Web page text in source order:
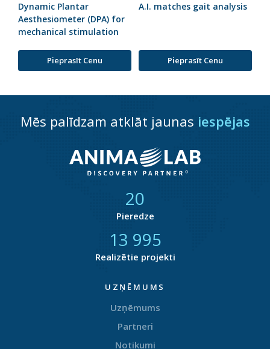
Dynamic Plantar
Aesthesiometer (DPA) for
mechanical stimulation
Pieprasīt Cenu
A.I. matches gait analysis
Pieprasīt Cenu
Mēs palīdzam atklāt jaunas iespējas
21
Pieredze
14 735
Realizētie projekti
UZŅĒMUMS
Uzņēmums
Partneri
Notikumi